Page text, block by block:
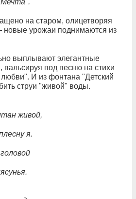
Мечта".
на старом, олицетворяя
новые урожаи поднимаются из
выплывают элегантные
под песню на стихи
И из фонтана "Детский
струи "живой" воды.
живой,
я.